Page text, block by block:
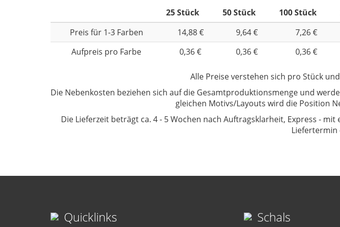
25 Stück 50 Stück 100 Stück
Preis für 1-3 Farben
14,88 € 9,64 € 7,26 €
Aufpreis pro Farbe
0,36 € 0,36 € 0,36 €
Alle Preise verstehen sich pro Stück
Die Nebenkosten beziehen sich auf die Gesamtproduktionsmenge und
gleichen Motivs/Layouts wird die Position
Die Lieferzeit beträgt ca. 4 - 5 Wochen nach Auftragsklarheit, Express -
Liefertermin
Quicklinks Schals